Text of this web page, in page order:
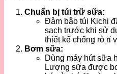
Chuẩn bị túi trữ sữa:
Đảm bảo túi Kichi
sạch trước khi sử
thiết kế chống rò rỉ
Bơm sữa:
Dùng máy hút sữa
Lượng sữa được